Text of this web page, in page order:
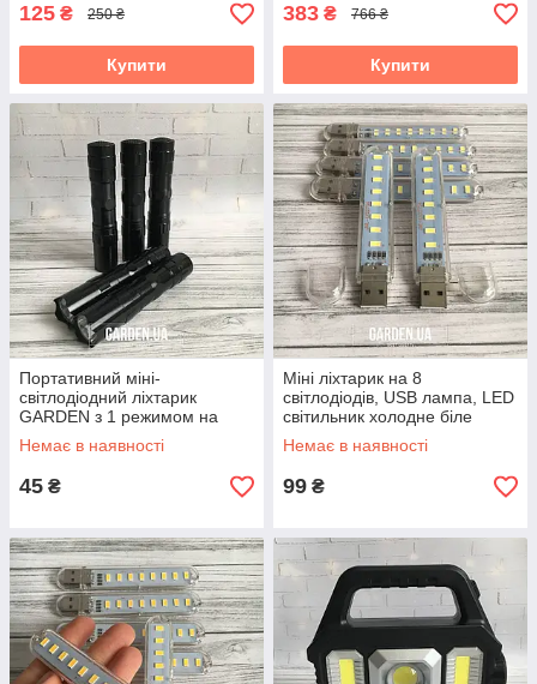
125 ₴ 250 ₴
Купити
383 ₴ 766 ₴
Купити
Портативний міні-
світлодіодний ліхтарик
GARDEN з 1 режимом на
батарейці
Немає в наявності
45 ₴
Міні ліхтарик на 8
світлодіодів, USB лампа, LED
світильник холодне біле
світло
Немає в наявності
99 ₴